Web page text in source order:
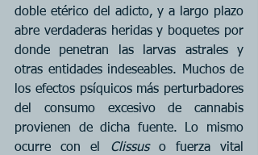
doble etérico del adicto, y a largo plazo
abre verdaderas heridas y boquetes por
donde penetran las larvas astrales y
otras entidades indeseables. Muchos de
los efectos psíquicos más perturbadores
del consumo excesivo de cannabis
provienen de dicha fuente. Lo mismo
ocurre con el Clissus o fuerza vital